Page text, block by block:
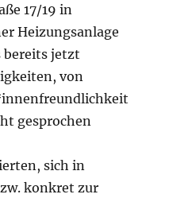
17/19 in
Heizungsanlage
bereits jetzt
von
gesprochen
sich in
konkret zur